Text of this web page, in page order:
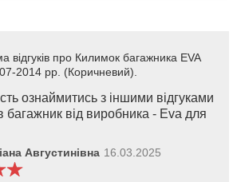
про Килимок багажника EVA
2014 рр. (Коричневий).
ознаймитись з іншими відгуками
багажник від виробника - Eva для
Августинівна 16.03.2025